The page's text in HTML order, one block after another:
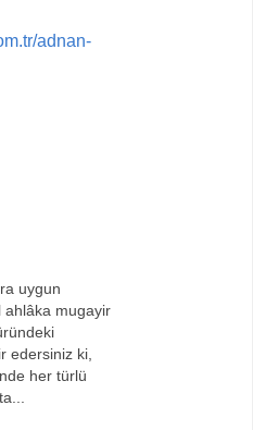
adnan-
uygun
ahlâka mugayir
edersiniz ki,
her türlü